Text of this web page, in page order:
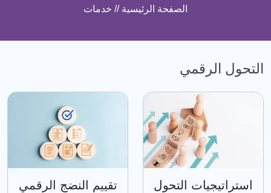
الصفحة الرئيسية // خدمات
التحول الرقمي
استراتيجيات التحول
تقييم النضج الرقمي